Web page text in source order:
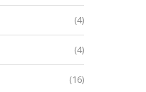
(4)
(4)
(16)